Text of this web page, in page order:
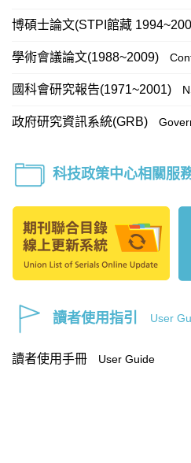
博碩士論文(STPI館藏
學術會議論文(1988~2009)
國科會研究報告(1971~2001)
政府研究資訊系統(GRB)
科技政策中心相關服
讀者使用指引 User
讀者使用手冊 User Guide